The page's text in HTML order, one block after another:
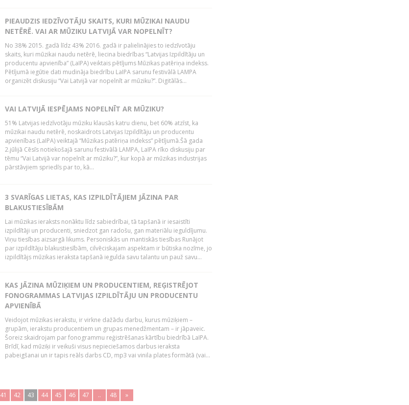
PIEAUDZIS IEDZĪVOTĀJU SKAITS, KURI MŪZIKAI NAUDU
NETĒRĒ. VAI AR MŪZIKU LATVIJĀ VAR NOPELNĪT?
No 38% 2015. gadā līdz 43% 2016. gadā ir palielinājies to iedzīvotāju
skaits, kuri mūzikai naudu netērē, liecina biedrības “Latvijas Izpildītāju un
producentu apvienība” (LaIPA) veiktais pētījums Mūzikas patēriņa indekss.
Pētījumā iegūtie dati mudināja biedrību LaIPA sarunu festivālā LAMPA
organizēt diskusiju “Vai Latvijā var nopelnīt ar mūziku?”. Digitālās...
VAI LATVIJĀ IESPĒJAMS NOPELNĪT AR MŪZIKU?
51% Latvijas iedzīvotāju mūziku klausās katru dienu, bet 60% atzīst, ka
mūzikai naudu netērē, noskaidrots Latvijas Izpildītāju un producentu
apvienības (LaIPA) veiktajā “Mūzikas patēriņa indekss” pētījumā.Šā gada
2.jūlijā Cēsīs notiekošajā sarunu festivālā LAMPA, LaIPA rīko diskusiju par
tēmu “Vai Latvijā var nopelnīt ar mūziku?”, kur kopā ar mūzikas industrijas
pārstāvjiem spriedīs par to, kā...
3 SVARĪGAS LIETAS, KAS IZPILDĪTĀJIEM JĀZINA PAR
BLAKUSTIESĪBĀM
Lai mūzikas ieraksts nonāktu līdz sabiedrībai, tā tapšanā ir iesaistīti
izpildītāji un producenti, sniedzot gan radošu, gan materiālu ieguldījumu.
Viņu tiesības aizsargā likums. Personiskās un mantiskās tiesības Runājot
par izpildītāju blakustiesībām, cilvēciskajam aspektam ir būtiska nozīme, jo
izpildītājs mūzikas ieraksta tapšanā iegulda savu talantu un pauž savu...
KAS JĀZINA MŪZIĶIEM UN PRODUCENTIEM, REĢISTRĒJOT
FONOGRAMMAS LATVIJAS IZPILDĪTĀJU UN PRODUCENTU
APVIENĪBĀ
Veidojot mūzikas ierakstu, ir virkne dažādu darbu, kurus mūziķiem –
grupām, ierakstu producentiem un grupas menedžmentam – ir jāpaveic.
Šoreiz skaidrojam par fonogrammu reģistrēšanas kārtību biedrībā LaIPA.
Brīdī, kad mūziķi ir veikuši visus nepieciešamos darbus ieraksta
pabeigšanai un ir tapis reāls darbs CD, mp3 vai vinila plates formātā (vai...
41 42 43 44 45 46 47 .. 48 »